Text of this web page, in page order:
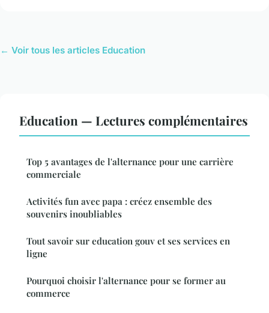
← Voir tous les articles Education
Education — Lectures complémentaires
Top 5 avantages de l'alternance pour une carrière
commerciale
Activités fun avec papa : créez ensemble des
souvenirs inoubliables
Tout savoir sur education gouv et ses services en
ligne
Pourquoi choisir l'alternance pour se former au
commerce